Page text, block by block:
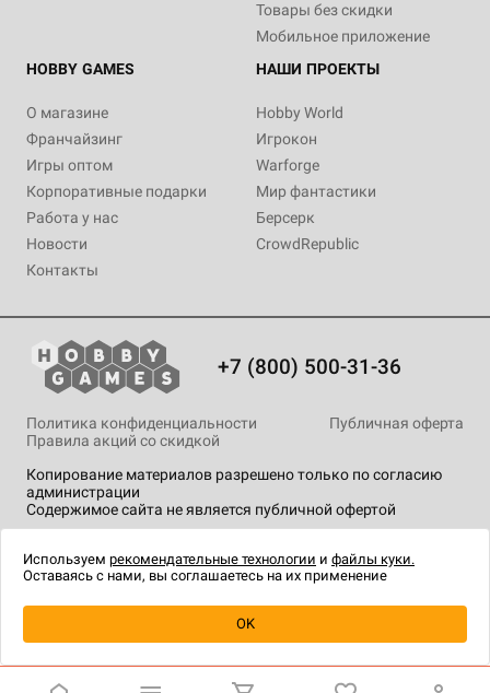
Уведомить о наличии
Товары без скидки
Мобильное приложение
HOBBY GAMES
О магазине
Франчайзинг
Игры оптом
Корпоративные подарки
Работа у нас
Новости
Контакты
НАШИ ПРОЕКТЫ
Hobby World
Игрокон
Warforge
Мир фантастики
Берсерк
CrowdRepublic
+7 (800) 500-31-36
Копирование материалов разрешено только по согласию
администрации
Содержимое сайта не является публичной офертой
Политика конфиденциальности
Публичная оферта
Правила акций со скидкой
технологии.
Используем рекомендательные технологии и файлы куки.
Оставаясь с нами, вы соглашаетесь на их применение
OK